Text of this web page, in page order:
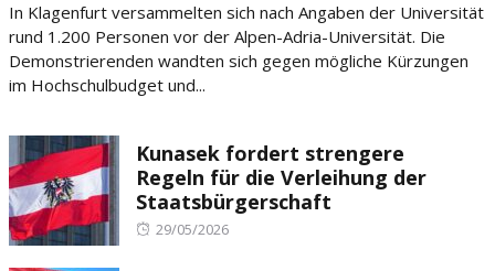
In Klagenfurt versammelten sich nach Angaben der Universität
rund 1.200 Personen vor der Alpen-Adria-Universität. Die
Demonstrierenden wandten sich gegen mögliche Kürzungen
im Hochschulbudget und...
Kunasek fordert strengere
Regeln für die Verleihung der
Staatsbürgerschaft
Posted
29/05/2026